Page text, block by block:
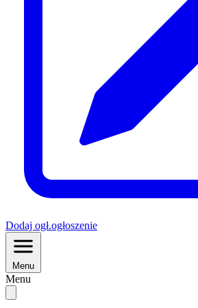
Dodaj ogł.ogłoszenie
Menu
Menu